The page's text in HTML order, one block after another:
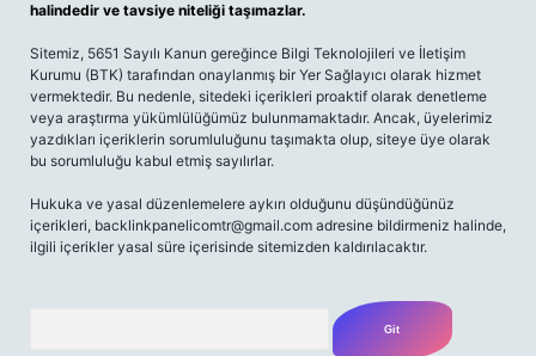
halindedir ve tavsiye niteliği taşımazlar.
Sitemiz, 5651 Sayılı Kanun gereğince Bilgi Teknolojileri ve İletişim
Kurumu (BTK) tarafından onaylanmış bir Yer Sağlayıcı olarak hizmet
vermektedir. Bu nedenle, sitedeki içerikleri proaktif olarak denetleme
veya araştırma yükümlülüğümüz bulunmamaktadır. Ancak, üyelerimiz
yazdıkları içeriklerin sorumluluğunu taşımakta olup, siteye üye olarak
bu sorumluluğu kabul etmiş sayılırlar.
Hukuka ve yasal düzenlemelere aykırı olduğunu düşündüğünüz
içerikleri, backlinkpanelicomtr@gmail.com adresine bildirmeniz halinde,
ilgili içerikler yasal süre içerisinde sitemizden kaldırılacaktır.